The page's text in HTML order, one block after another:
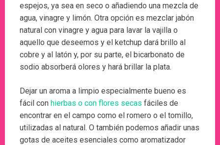
espejos, ya sea en seco o añadiendo una mezcla de
agua, vinagre y limón. Otra opción es mezclar jabón
natural con vinagre y agua para lavar la vajilla o
aquello que deseemos y el ketchup dará brillo al
cobre y al latón y, por su parte, el bicarbonato de
sodio absorberá olores y hará brillar la plata.
Dejar un aroma a limpio especialmente bueno es
fácil con hierbas o con flores secas fáciles de
encontrar en el campo como el romero o el tomillo,
utilizadas al natural. O también podemos añadir unas
gotas de aceites esenciales como aromatizador